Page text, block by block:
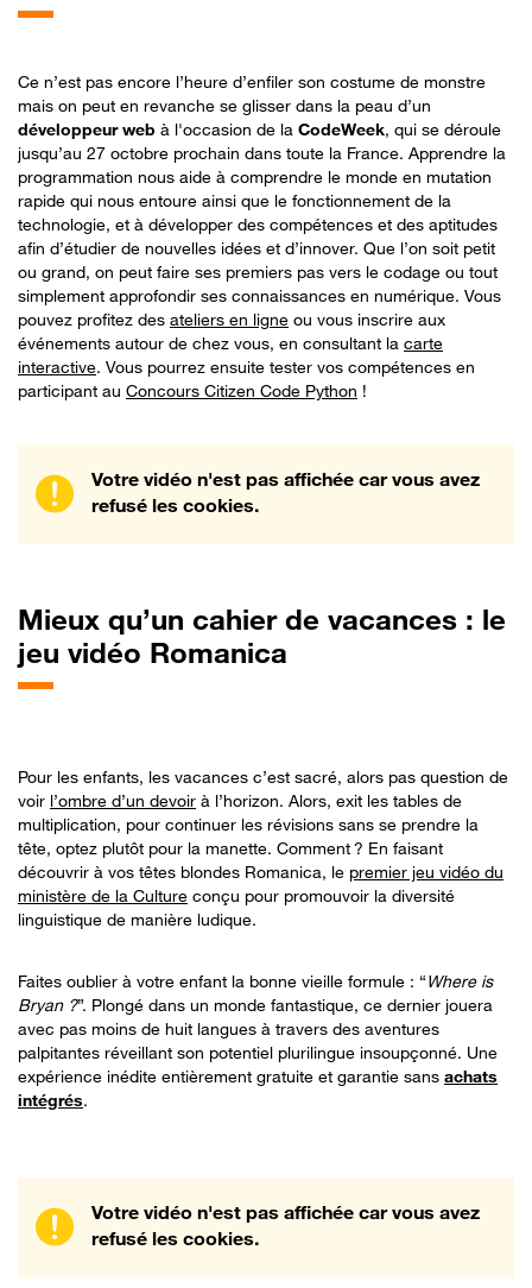
Ce n’est pas encore l’heure d’enfiler son costume de monstre
mais on peut en revanche se glisser dans la peau d’un
développeur web à l'occasion de la CodeWeek, qui se déroule
jusqu’au 27 octobre prochain dans toute la France. Apprendre la
programmation nous aide à comprendre le monde en mutation
rapide qui nous entoure ainsi que le fonctionnement de la
technologie, et à développer des compétences et des aptitudes
afin d’étudier de nouvelles idées et d’innover. Que l’on soit petit
ou grand, on peut faire ses premiers pas vers le codage ou tout
simplement approfondir ses connaissances en numérique. Vous
pouvez profitez des ateliers en ligne ou vous inscrire aux
événements autour de chez vous, en consultant la carte
interactive. Vous pourrez ensuite tester vos compétences en
participant au Concours Citizen Code Python !
Votre vidéo n'est pas affichée car vous avez
refusé les cookies.
Mieux qu’un cahier de vacances : le
jeu vidéo Romanica
Pour les enfants, les vacances c’est sacré, alors pas question de
voir l’ombre d’un devoir à l’horizon. Alors, exit les tables de
multiplication, pour continuer les révisions sans se prendre la
tête, optez plutôt pour la manette. Comment ? En faisant
découvrir à vos têtes blondes Romanica, le premier jeu vidéo du
ministère de la Culture conçu pour promouvoir la diversité
linguistique de manière ludique.
Faites oublier à votre enfant la bonne vieille formule : “Where is
Bryan ?”. Plongé dans un monde fantastique, ce dernier jouera
avec pas moins de huit langues à travers des aventures
palpitantes réveillant son potentiel plurilingue insoupçonné. Une
expérience inédite entièrement gratuite et garantie sans achats
intégrés.
Votre vidéo n'est pas affichée car vous avez
refusé les cookies.